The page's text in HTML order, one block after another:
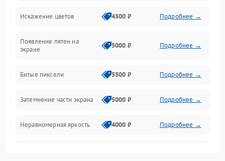
Звук и аудиосистема
Сигнал и приём каналов
Механические повреждения
Программное обеспечение
Искажение цветов 4500 ₽ Подробнее →
Появление пятен на
экране
5000 ₽ Подробнее →
Битые пиксели 5500 ₽ Подробнее →
Затемнение части экрана 5000 ₽ Подробнее →
Неравномерная яркость 4000 ₽ Подробнее →